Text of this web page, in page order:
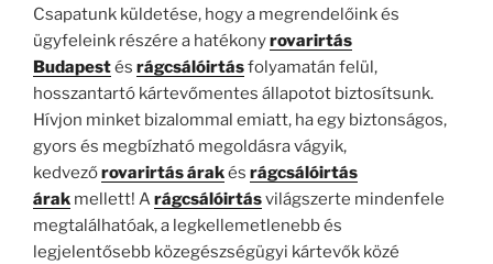
Csapatunk küldetése, hogy a megrendelőink és
ügyfeleink részére a hatékonyrovarirtás
Budapestés rágcsálóirtásfolyamatán felül,
hosszantartó kártevőmentes állapotot biztosítsunk.
Hívjon minket bizalommal emiatt, ha egy biztonságos,
gyors és megbízható megoldásra vágyik,
kedvezőrovarirtás árakés rágcsálóirtás
árak mellett! Arágcsálóirtásvilágszerte mindenfele
megtalálhatóak, a legkellemetlenebb és
legjelentősebb közegészségügyi kártevők közé